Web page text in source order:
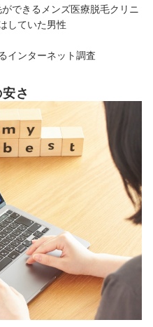
できるメンズ医療脱毛クリニ
していた男性
インターネット調査
さ